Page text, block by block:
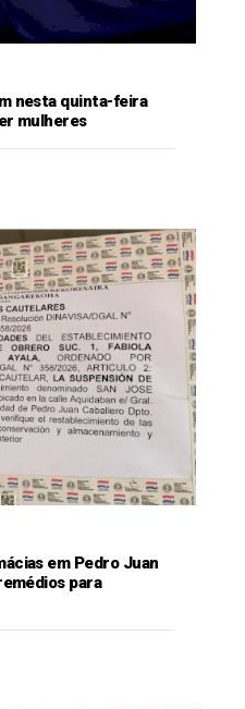
nesta quinta-feira
mulheres
em Pedro Juan
para